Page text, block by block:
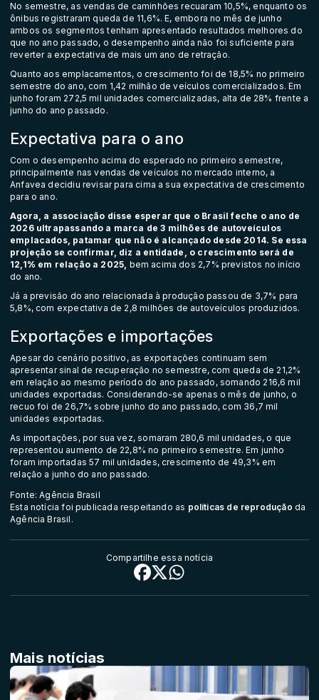
No semestre, as vendas de caminhões recuaram 10,5%, enquanto os
ônibus registraram queda de 11,6%. E, embora no mês de junho
ambos os segmentos tenham apresentado resultados melhores do
que no ano passado, o desempenho ainda não foi suficiente para
reverter a expectativa de mais um ano de retração.
Quanto aos emplacamentos, o crescimento foi de 18,5% no primeiro
semestre do ano, com 1,42 milhão de veículos comercializados. Em
junho foram 272,5 mil unidades comercializadas, alta de 28% frente a
junho do ano passado.
Expectativa para o ano
Com o desempenho acima do esperado no primeiro semestre,
principalmente nas vendas de veículos no mercado interno, a
Anfavea decidiu revisar para cima a sua expectativa de crescimento
para o ano.
Agora, a associação disse esperar que o Brasil feche o ano de
2026 ultrapassando a marca de 3 milhões de autoveículos
emplacados, patamar que não é alcançado desde 2014. Se essa
projeção se confirmar, diz a entidade, o crescimento será de
12,1% em relação a 2025, bem acima dos 2,7% previstos no início
do ano.
Já a previsão do ano relacionada à produção passou de 3,7% para
5,8%, com expectativa de 2,8 milhões de autoveículos produzidos.
Exportações e importações
Apesar do cenário positivo, as exportações continuam sem
apresentar sinal de recuperação no semestre, com queda de 21,2%
em relação ao mesmo período do ano passado, somando 216,6 mil
unidades exportadas. Considerando-se apenas o mês de junho, o
recuo foi de 26,7% sobre junho do ano passado, com 36,7 mil
unidades exportadas.
As importações, por sua vez, somaram 280,6 mil unidades, o que
representou aumento de 22,8% no primeiro semestre. Em junho
foram importadas 57 mil unidades, crescimento de 49,3% em
relação a junho do ano passado.
Fonte: Agência Brasil
Esta notícia foi publicada respeitando as políticas de reprodução da
Agência Brasil.
Compartilhe essa notícia
Mais notícias